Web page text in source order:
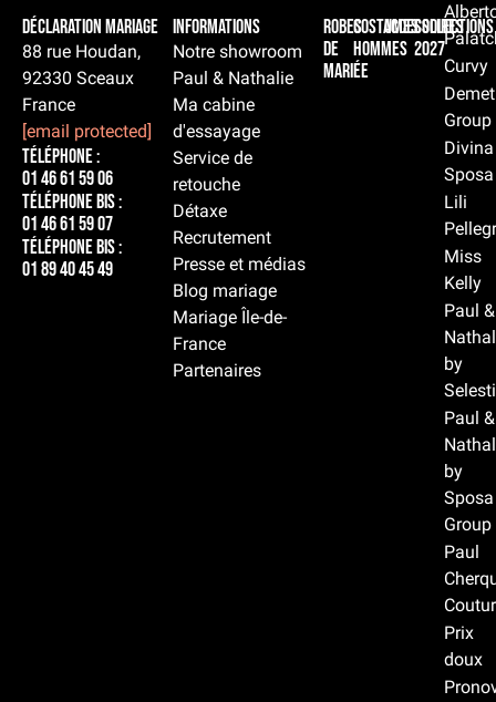
Déclaration Mariage
88 rue Houdan,
92330 Sceaux
France
[email protected]
Téléphone :
01 46 61 59 06
Téléphone BIS :
01 46 61 59 07
Téléphone BIS :
01 89 40 45 49
Informations
Notre showroom
Paul & Nathalie
Ma cabine
d'essayage
Service de
retouche
Détaxe
Recrutement
Presse et médias
Blog mariage
Mariage Île-de-
France
Partenaires
Robes
de
mariée
Costumes
hommes
Accessoires
Collections
2027
Curvy
Group
Divina
Sposa
Lili
Miss
Kelly
Paul &
by
Paul &
by
Sposa
Group
Paul
Prix
doux